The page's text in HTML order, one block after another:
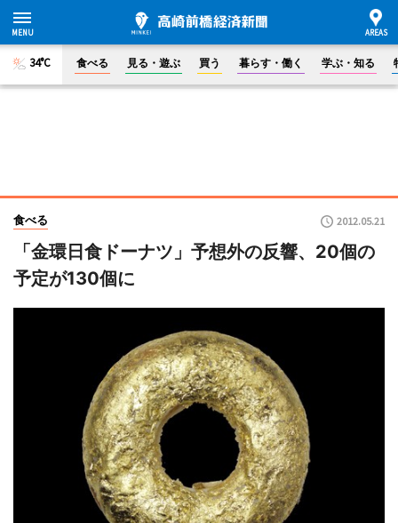
34°C 食べる 見る・遊ぶ 買う 暮らす・働く 学ぶ・知る
食べる 2012.05.21
「金環日食ドーナツ」予想外の反響、20個の
予定が130個に